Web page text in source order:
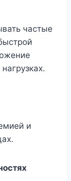
частые
и